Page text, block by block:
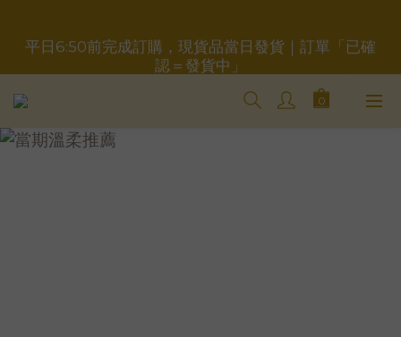
重要事項請點此聯繫，勿於訂單備註，以免錯失服務
認＝發貨中」
＋LINE好友折價100元✅歡迎LINE：＠aimershine
上班時間內專人回覆(WhatsAPP已停用，請LINE,